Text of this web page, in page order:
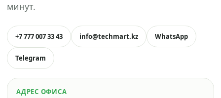
минут.
+7 777 007 33 43 info@techmart.kz WhatsApp
Telegram
АДРЕС ОФИСА